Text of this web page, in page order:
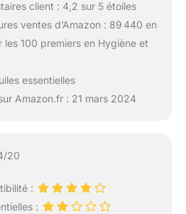
client : 4,2 sur 5 étoiles
ventes d’Amazon : 89 440 en
les 100 premiers en Hygiène et
essentielles
Amazon.fr : 21 mars 2024
20
:
: